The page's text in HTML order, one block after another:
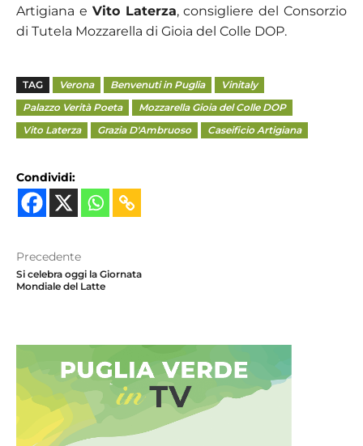
Artigiana e Vito Laterza, consigliere del Consorzio
di Tutela Mozzarella di Gioia del Colle DOP.
TAG Verona Benvenuti in Puglia
Vinitaly
Palazzo Verità Poeta
Mozzarella Gioia del Colle DOP
Vito Laterza
Grazia D'Ambruoso Caseificio Artigiana
Condividi:
Precedente
Si celebra oggi la Giornata
Mondiale del Latte